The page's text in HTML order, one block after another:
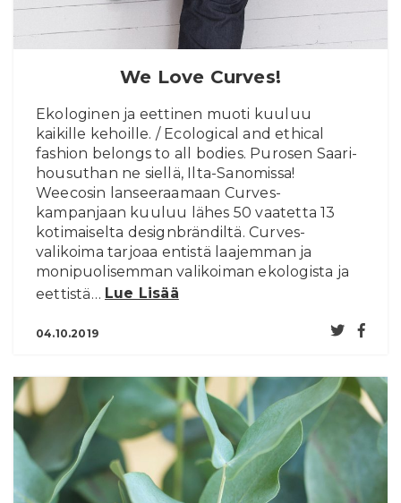
We Love Curves!
Ekologinen ja eettinen muoti kuuluu
kaikille kehoille. / Ecological and ethical
fashion belongs to all bodies. Purosen Saari-
housuthan ne siellä, Ilta-Sanomissa!
Weecosin lanseeraamaan Curves-
kampanjaan kuuluu lähes 50 vaatetta 13
kotimaiselta designbrändiltä. Curves-
valikoima tarjoaa entistä laajemman ja
monipuolisemman valikoiman ekologista ja
eettistä… Lue Lisää
04.10.2019